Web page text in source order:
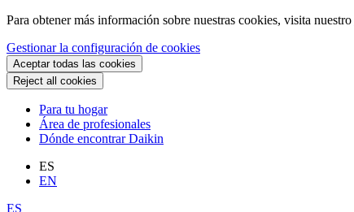
Para obtener más información sobre nuestras cookies, visita nuestro
Gestionar la configuración de cookies
Aceptar todas las cookies
Reject all cookies
Para tu hogar
Área de profesionales
Dónde encontrar Daikin
ES
EN
ES